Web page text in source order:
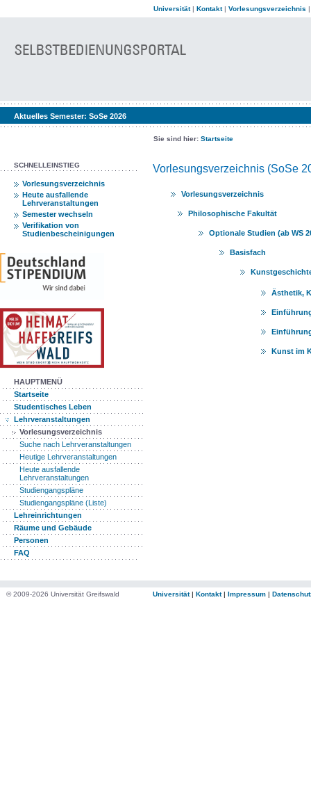
Universität| Kontakt| Vorlesungsverzeichnis
Aktuelles Semester: SoSe 2026
Sie sind hier: Startseite
SCHNELLEINSTIEG
Vorlesungsverzeichnis
Heute ausfallende
Lehrveranstaltungen
Semester wechseln
Verifikation von
Studienbescheinigungen
HAUPTMENÜ
Startseite
Studentisches Leben
Lehrveranstaltungen
Vorlesungsverzeichnis
Suche nach Lehrveranstaltungen
Heutige Lehrveranstaltungen
Heute ausfallende
Lehrveranstaltungen
Studiengangspläne
Studiengangspläne (Liste)
Lehreinrichtungen
Räume und Gebäude
Personen
FAQ
Vorlesungsverzeichnis (SoSe
Vorlesungsverzeichnis
Philosophische Fakultät
Optionale Studien (ab WS
Basisfach
Ästhetik,
Kunst im
© 2009-2026 Universität Greifswald Universität| Kontakt| Impressum |